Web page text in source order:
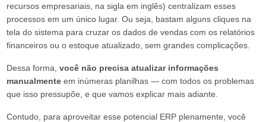
recursos empresariais, na sigla em inglês) centralizam esses
processos em um único lugar. Ou seja, bastam alguns cliques na
tela do sistema para cruzar os dados de vendas com os relatórios
financeiros ou o estoque atualizado, sem grandes complicações.
Dessa forma, você não precisa atualizar informações
manualmenteem inúmeras planilhas — com todos os problemas
que isso pressupõe, e que vamos explicar mais adiante.
Contudo, para aproveitar esse potencial ERP plenamente, você